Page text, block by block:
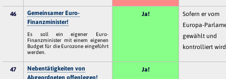
46
Gemeinsamer Euro-
Finanzminister!
Es soll ein eigener Euro-
Finanzminister mit einem eigenen
Budget für die Eurozone eingeführt
werden.
Ja!
Sofern er vom
Europa-
gewählt und
kontrolliert
47
Nebentätigkeiten von
Abgeordneten offenlegen!
Ja!